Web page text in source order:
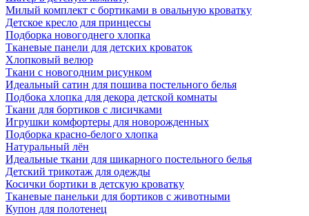
Милый комплект с бортиками в овальную кроватку
Детское кресло для принцессы
Подборка новогоднего хлопка
Тканевые панели для детских кроваток
Хлопковый велюр
Ткани с новогодним рисунком
Идеальный сатин для пошива постельного белья
Подбока хлопка для декора детской комнаты
Ткани для бортиков с лисичками
Игрушки комфортеры для новорожденных
Подборка красно-белого хлопка
Натуральный лён
Идеальные ткани для шикарного постельного белья
Детский трикотаж для одежды
Косички бортики в детскую кроватку
Тканевые панельки для бортиков с животными
Купон для полотенец